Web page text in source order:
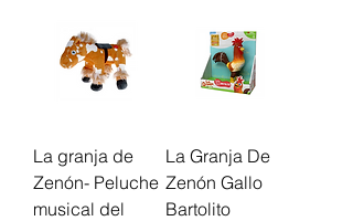
La granja de
Zenón- Peluche
musical del
La Granja De
Zenón Gallo
Bartolito